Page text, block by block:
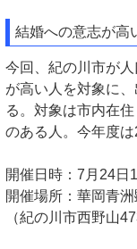
結婚への意志が高
今回、紀の川市が
が高い人を対象に
る。対象は市内在
のある人。今年度は
開催日時：7月24日
開催場所：華岡青
（紀の川市西野山